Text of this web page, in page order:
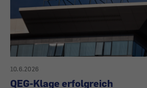
10.6.2026
QEG-Klage erfolgreich